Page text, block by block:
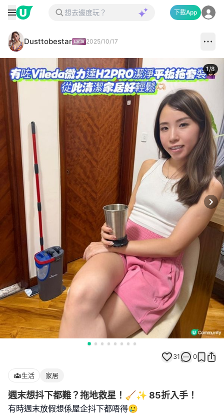
下載App
Dusttobestar 2025/10/17
1/8
31 0
生活 家居
週末想抖下都難？拖地救星！🧹✨ 85折入手！
有時週末放假想係屋企抖下都唔得🥲